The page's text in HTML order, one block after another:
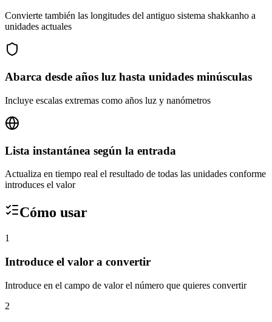
Convierte también las longitudes del antiguo sistema shakkanho a
unidades actuales
Abarca desde años luz hasta unidades minúsculas
Incluye escalas extremas como años luz y nanómetros
Lista instantánea según la entrada
Actualiza en tiempo real el resultado de todas las unidades conforme
introduces el valor
Cómo usar
1
Introduce el valor a convertir
Introduce en el campo de valor el número que quieres convertir
2